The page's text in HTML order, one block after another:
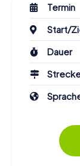
Termin
Start/
Dauer